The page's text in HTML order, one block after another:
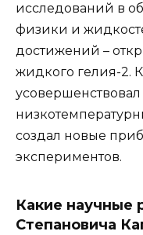
исследований в
физики и
достижений –
жидкого гелия-2.
создал новые
экспериментов.
Какие научные
Степановича